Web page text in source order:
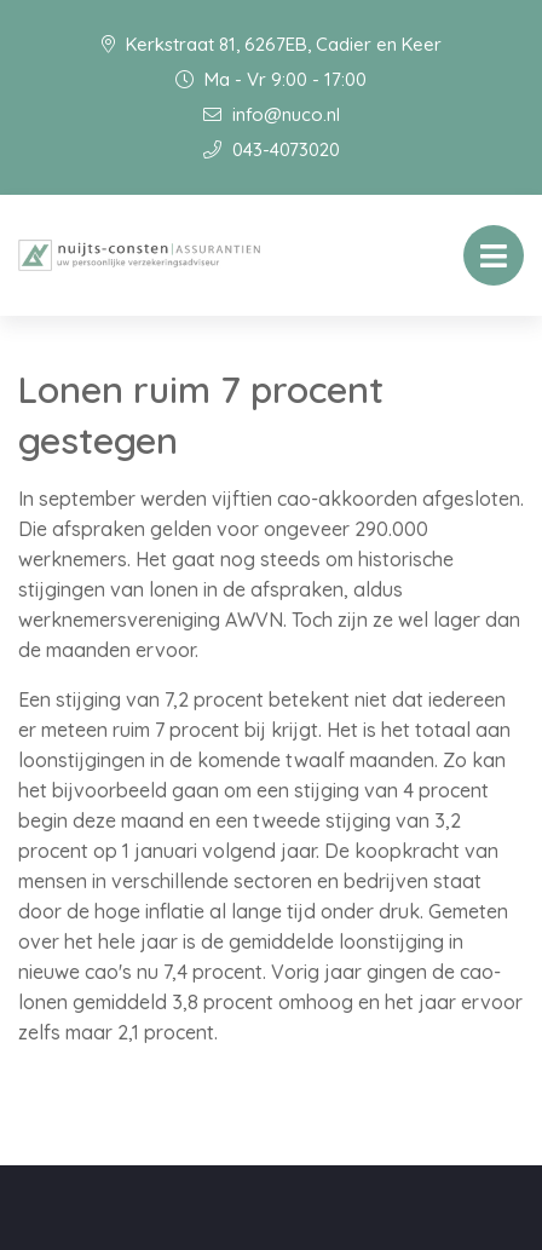
Kerkstraat 81, 6267EB, Cadier en Keer
Ma - Vr 9:00 - 17:00
info@nuco.nl
043-4073020
Lonen ruim 7 procent
gestegen
In september werden vijftien cao-akkoorden afgesloten.
Die afspraken gelden voor ongeveer 290.000
werknemers. Het gaat nog steeds om historische
stijgingen van lonen in de afspraken, aldus
werknemersvereniging AWVN. Toch zijn ze wel lager dan
de maanden ervoor.
Een stijging van 7,2 procent betekent niet dat iedereen
er meteen ruim 7 procent bij krijgt. Het is het totaal aan
loonstijgingen in de komende twaalf maanden. Zo kan
het bijvoorbeeld gaan om een stijging van 4 procent
begin deze maand en een tweede stijging van 3,2
procent op 1 januari volgend jaar. De koopkracht van
mensen in verschillende sectoren en bedrijven staat
door de hoge inflatie al lange tijd onder druk. Gemeten
over het hele jaar is de gemiddelde loonstijging in
nieuwe cao's nu 7,4 procent. Vorig jaar gingen de cao-
lonen gemiddeld 3,8 procent omhoog en het jaar ervoor
zelfs maar 2,1 procent.